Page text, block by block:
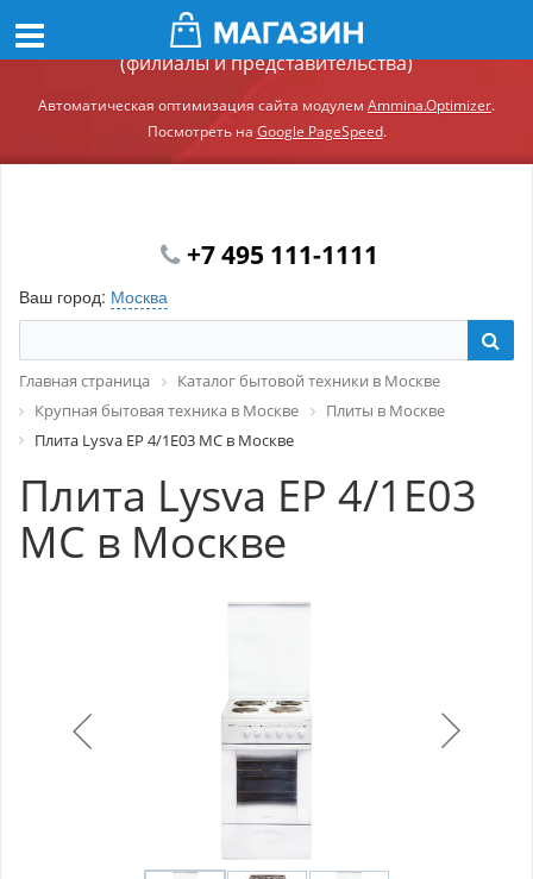
Демонстрационный сайт модуля Ammina.Регионы
(филиалы и представительства)
Автоматическая оптимизация сайта модулем Ammina.Optimizer.
Посмотреть на Google PageSpeed.
+7 495 111-1111
Ваш город: Москва
Главная страница
Каталог бытовой техники в Москве
Крупная бытовая техника в Москве
Плиты в Москве
Плита Lysva EP 4/1E03 MC в Москве
Плита Lysva EP 4/1E03
MC в Москве